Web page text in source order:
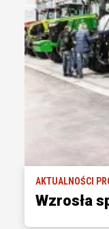
AKTUALNOŚCI
Wzrosła